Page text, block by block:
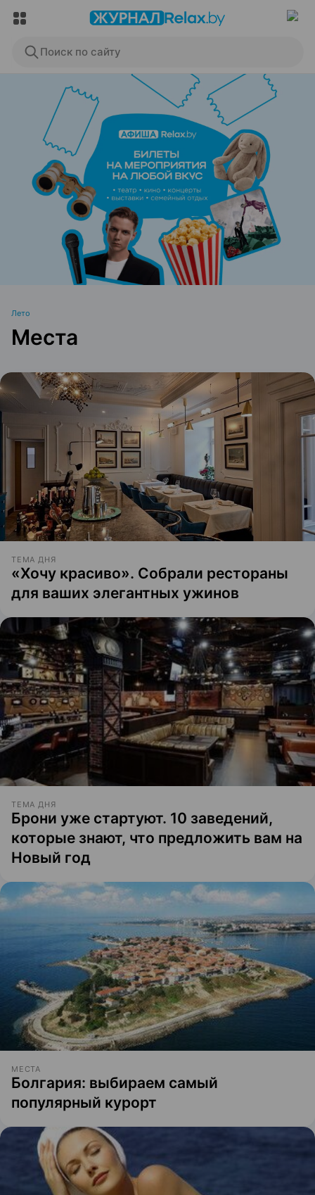
Поиск по сайту
ЭФФЕКТИВНАЯ РЕКЛАМА НА САЙТЕ
Лето
Места
ТЕМА ДНЯ
«Хочу красиво». Собрали рестораны
для ваших элегантных ужинов
ТЕМА ДНЯ
Брони уже стартуют. 10 заведений,
которые знают, что предложить вам на
Новый год
МЕСТА
Болгария: выбираем самый
популярный курорт